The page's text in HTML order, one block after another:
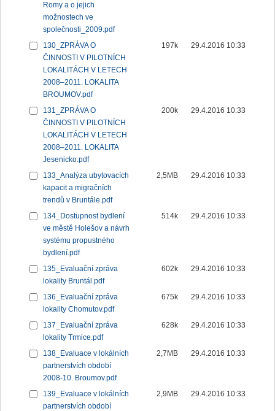
Romy a o jejich
možnostech ve
společnosti_2009.pdf
130_ZPRÁVA O
ČINNOSTI V PILOTNÍCH
LOKALITÁCH V LETECH
2008–2011. LOKALITA
BROUMOV.pdf
197k 29.4.2016 10:33
131_ZPRÁVA O
ČINNOSTI V PILOTNÍCH
LOKALITÁCH V LETECH
2008–2011. LOKALITA
Jesenicko.pdf
200k 29.4.2016 10:33
133_Analýza ubytovacích
kapacit a migračních
trendů v Bruntále.pdf
2,5MB 29.4.2016 10:33
134_Dostupnost bydlení
ve městě Holešov a návrh
systému propustného
bydlení.pdf
514k 29.4.2016 10:33
135_Evaluační zpráva
lokality Bruntál.pdf
602k 29.4.2016 10:33
136_Evaluační zpráva
lokality Chomutov.pdf
675k 29.4.2016 10:33
137_Evaluační zpráva
lokality Trmice.pdf
628k 29.4.2016 10:33
138_Evaluace v lokálních
partnerstvích období
2008-10. Broumov.pdf
2,7MB 29.4.2016 10:33
139_Evaluace v lokálních
partnerstvích období
2,9MB 29.4.2016 10:33